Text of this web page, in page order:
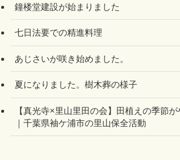
鐘楼堂建設が始まりました
七日法要での精進料理
あじさいが咲き始めました。
夏になりました。樹木葬の様子
【真光寺×里山里田の会】田植えの季節
｜千葉県袖ケ浦市の里山保全活動